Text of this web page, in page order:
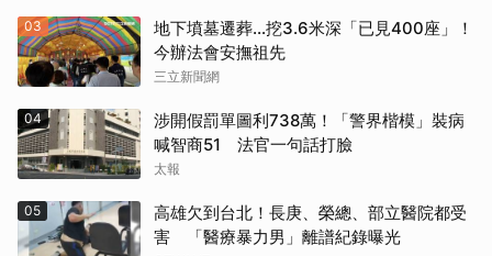
03
地下墳墓遷葬…挖3.6米深「已見400座」！
今辦法會安撫祖先
三立新聞網
04
涉開假罰單圖利738萬！「警界楷模」裝病
喊智商51 法官一句話打臉
太報
05
高雄欠到台北！長庚、榮總、部立醫院都受
害 「醫療暴力男」離譜紀錄曝光